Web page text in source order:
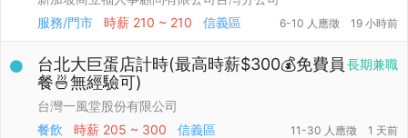
服務/門市
時薪 210 ~ 210 信義區 6-10 人應徵 19 小時前
長期兼職
台北大巨蛋店計時(最高時薪$300💰免費員
餐🍜無經驗可)
台灣一風堂股份有限公司
餐飲
時薪 205 ~ 300 信義區 11-30 人應徵 1 天前